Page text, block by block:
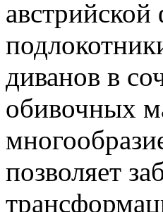
диванов в
обивочных
позволяет